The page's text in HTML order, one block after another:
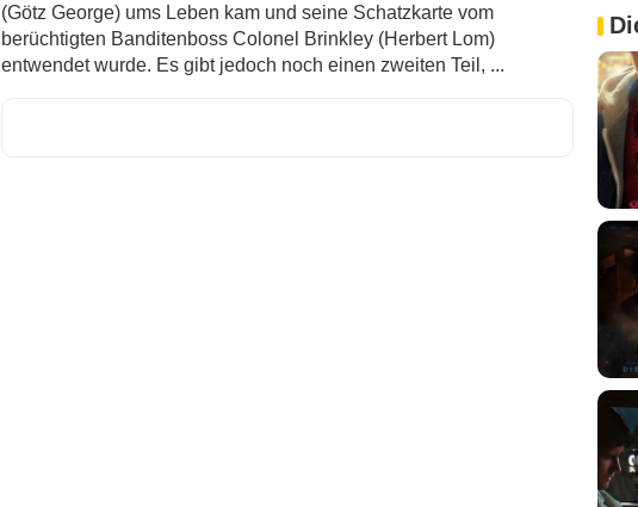
(Götz George) ums Leben kam und seine Schatzkarte vom
berüchtigten Banditenboss Colonel Brinkley (Herbert Lom)
entwendet wurde. Es gibt jedoch noch einen zweiten Teil, ...